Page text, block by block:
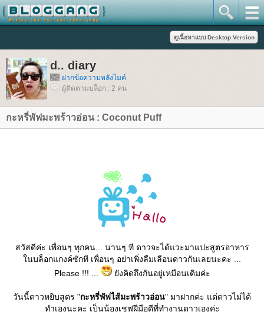
d.. diary
ฝากข้อความหลังไมค์
ผู้ติดตามบล็อก : 2 คน
กะหรี่พัฟมะพร้าวอ่อน : Coconut Puff
สวัสดีค่ะ เพื่อนๆ ทุกคน... นานๆ ที ดาวจะได้แวะมาแปะสูตรอาหาร
นบล็อกแกงค์ซักที เพื่อนๆ อย่าเพิ่งลืมเลือนดาวกันเลยนะคะ ...
Please !!! ...
ังคิดถึงกันอยู่เหมือนเดิมค่ะ
วันนี้ดาวหยิบสูตร "กะหรี่พัฟไส้มะพร้าวอ่อน" มาฝากค่ะ แต่ดาวไม่ได้
ทำเองนะคะ เป็นน้องเชฟฝีมือดีที่ทำงานดาวเองค่ะ